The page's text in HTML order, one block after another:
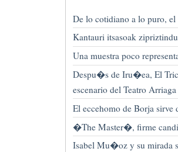
De lo cotidiano a lo puro,
Kantauri itsasoak
Una muestra poco
Despu�s de Iru�ea, El
escenario del Teatro Arriaga
El eccehomo de Borja
�The Master�, firme
Isabel Mu�oz y su mirada